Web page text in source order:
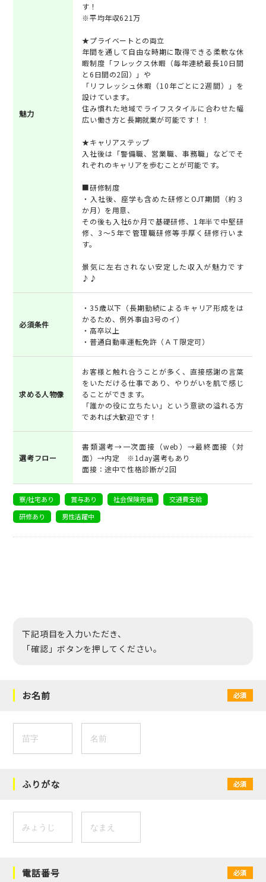
魅力
す！
※平均年収621万
★プライベートとの両立
年間を通して自由な時期に取得できる柔軟な休
暇制度「フレックス休暇（毎年連続最長10日間
と6日間の2回）」や
「リフレッシュ休暇（10年ごとに2週間）」を
設けています。
住み慣れた地域でライフスタイルに合わせた幅
広い働き方と長期就業が可能です！！
★キャリアステップ
入社後は「警備職、営業職、事務職」などでそ
れぞれのキャリアを歩むことが可能です。
■研修制度
・入社後、座学も含めた研修とOJT期間（約３
か月）を用意、
その後も入社6か月で基礎研修、1年半で中堅研
修、3～5年で管理職研修等手厚く研修行いま
す。
景気に左右されない安定した収入が魅力です
♪♪
必須条件
・35歳以下（長期勤続によるキャリア形成をは
かるため、例外事由3号のイ）
・高卒以上
・普通自動車運転免許（ＡＴ限定可）
求める人物像
お客様と触れ合うことが多く、直接感謝の言葉
をいただける仕事であり、やりがいを肌で感じ
ることができます。
「誰かの役に立ちたい」という意欲の溢れる方
であれば大歓迎です！
選考フロー
書類選考→一次面接（web）→最終面接（対
面）→内定 ※1day選考もあり
面接：途中で性格診断が2回
寮/社宅あり 賞与あり 社会保険完備
交通費支給
研修あり
男性活躍中
下記項目を入力いただき、
「確認」ボタンを押してください。
お名前 必須
ふりがな 必須
電話番号 必須